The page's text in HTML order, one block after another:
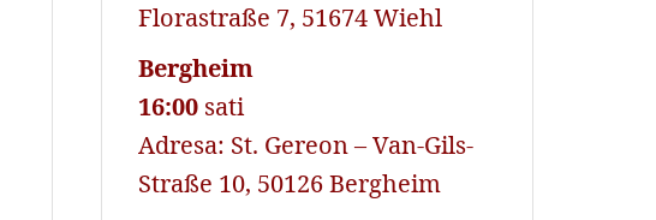
Florastraße 7, 51674 Wiehl
Bergheim
16:00 sati
Adresa: St. Gereon – Van-Gils-
Straße 10, 50126 Bergheim